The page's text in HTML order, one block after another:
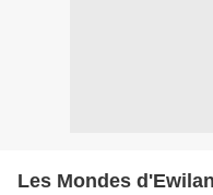
Les Mondes